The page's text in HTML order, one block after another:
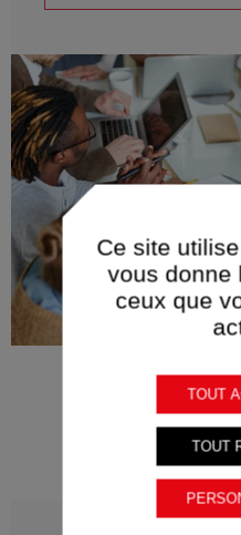
Ce site
vous donne
ceux que
TOUT
TOUT